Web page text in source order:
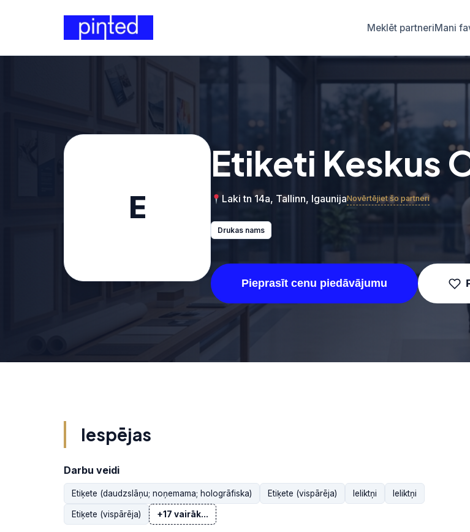
Meklēt partneriMani
E
Etiketi Keskus
Laki tn 14a, Tallinn, IgaunijaNovērtējiet šo partneri
Drukas nams
Pieprasīt cenu piedāvājumu
Iespējas
Darbu veidi
Etiķete (daudzslāņu; noņemama; hologrāfiska) Etiķete (vispārēja) Ieliktņi Ieliktņi
Etiķete (vispārēja) +17 vairāk...